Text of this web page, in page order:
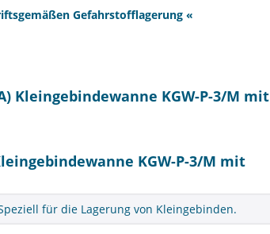
Gefahrstofflagerung«
Kleingebindewanne KGW-P-3/M mit
KGW-P-3/M mit
für die Lagerung von Kleingebinden.